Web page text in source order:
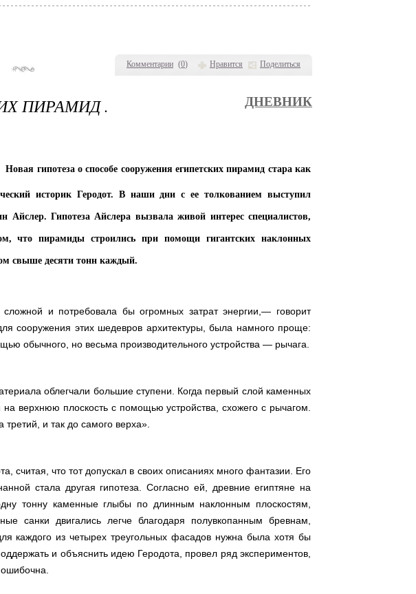
Комментарии (0) Нравится Поделиться
ПИРАМИД . ДНЕВНИК
способе сооружения египетских пирамид стара как
историк Геродот. В наши дни с ее толкованием выступил
Гипотеза Айслера вызвала живой интерес специалистов,
что пирамиды строились при помощи гигантских наклонных
свыше десяти тонн каждый.
и потребовала бы огромных затрат энергии,— говорит
сооружения этих шедевров архитектуры, была намного проще:
обычного, но весьма производительного устройства — рычага.
облегчали большие ступени. Когда первый слой каменных
верхнюю плоскость с помощью устройства, схожего с рычагом.
и так до самого верха».
считая, что тот допускал в своих описаниях много фантазии. Его
стала другая гипотеза. Согласно ей, древние египтяне на
тонну каменные глыбы по длинным наклонным плоскостям,
санки двигались легче благодаря полувкопанным бревнам,
каждого из четырех треугольных фасадов нужна была хотя бы
и объяснить идею Геродота, провел ряд экспериментов,